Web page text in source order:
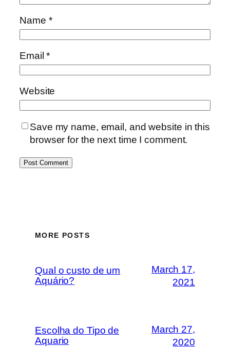
Name *
Email*
Website
Save my name, email, and website in this
browser for the next time I comment.
MORE POSTS
Qual o custo de um
Aquário?
March 17,
2021
Escolha do Tipo de
Aquario
March 27,
2020